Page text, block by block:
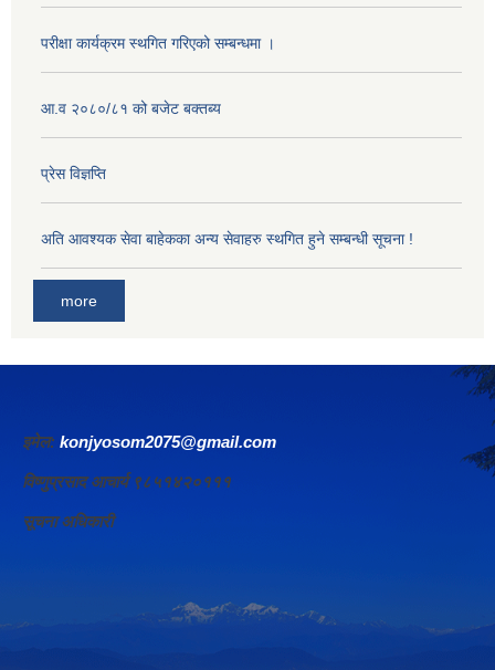
परीक्षा कार्यक्रम स्थगित गरिएको सम्बन्धमा ।
आ.व २०८०/८१ को बजेट बक्तब्य
प्रेस विज्ञप्ति
अति आवश्यक सेवा बाहेकका अन्य सेवाहरु स्थगित हुने सम्बन्धी सूचना !
more
इमेल: konjyosom2075@gmail.com
विष्णुप्रसाद आचार्य ९८५१४२०१११
सूचना अधिकारी